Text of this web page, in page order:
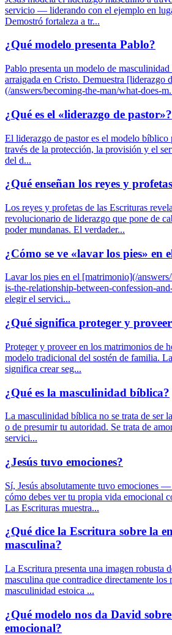
servicio — liderando con el ejemplo en
Demostró fortaleza a tr...
¿Qué modelo presenta Pablo?
Pablo presenta un modelo de
arraigada en Cristo. Demuestra [liderazgo
(/answers/becoming-the-man/what-does-
¿Qué es el «liderazgo de pastor»?
El liderazgo de pastor es el modelo bíblico
través de la protección, la provisión y el
del d...
¿Qué enseñan los reyes y
Los reyes y profetas de las Escrituras
revolucionario de liderazgo que pone de
poder mundanas. El verdader...
¿Cómo se ve «lavar los pies» en
Lavar los pies en el [matrimonio](/
is-the-relationship-between-confession-
elegir el servici...
¿Qué significa proteger y
Proteger y proveer en los matrimonios de
modelo tradicional del sostén de familia.
significa crear seg...
¿Qué es la masculinidad bíblica?
La masculinidad bíblica no se trata de ser
o de presumir tu autoridad. Se trata de
servici...
¿Jesús tuvo emociones?
Sí, Jesús absolutamente tuvo emociones
cómo debes ver tu propia vida emocional
Las Escrituras muestra...
¿Qué dice la Escritura sobre la
masculina?
La Escritura presenta una imagen robusta
masculina que contradice directamente los
masculinidad estoica ...
¿Qué modelo nos da David
emocional?